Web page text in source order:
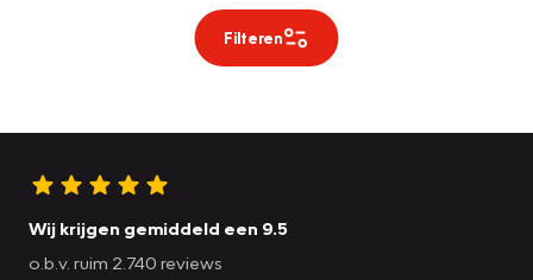
Filteren
Wij krijgen gemiddeld een 9.5
o.b.v. ruim 2.740 reviews